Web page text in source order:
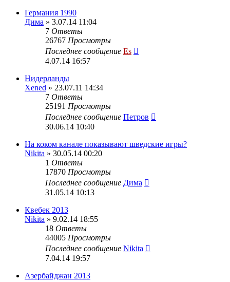
Германия 1990
Дима » 3.07.14 11:04
7 Ответы
26767 Просмотры
Последнее сообщение Es
4.07.14 16:57
Нидерланды
Xened » 23.07.11 14:34
7 Ответы
25191 Просмотры
Последнее сообщение Петров
30.06.14 10:40
На коком канале показывают шведские игры?
Nikita » 30.05.14 00:20
1 Ответы
17870 Просмотры
Последнее сообщение Дима
31.05.14 10:13
Квебек 2013
Nikita » 9.02.14 18:55
18 Ответы
44005 Просмотры
Последнее сообщение Nikita
7.04.14 19:57
Азербайджан 2013